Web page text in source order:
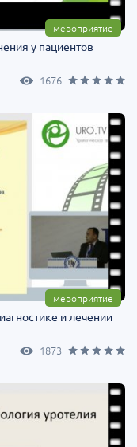
мероприятие
у пациентов
1676
мероприятие
и лечении
1873